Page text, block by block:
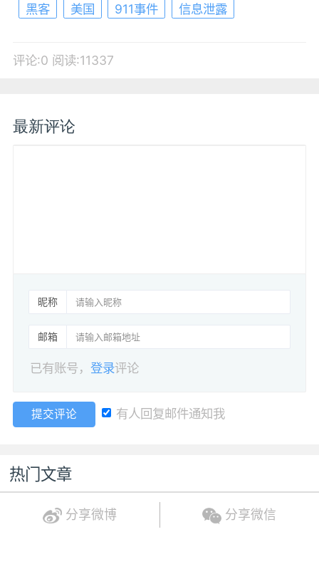
黑客 美国 911事件 信息泄露
评论:0 阅读:11337
最新评论
昵称
邮箱
已有账号，登录评论
提交评论 有人回复邮件通知我
热门文章
分享微博 分享微信